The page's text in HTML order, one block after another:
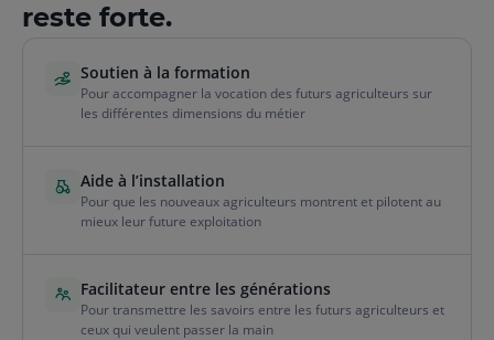
reste forte.
Soutien à la formation
Pour accompagner la vocation des futurs agriculteurs sur
les différentes dimensions du métier
Aide à l’installation
Pour que les nouveaux agriculteurs montrent et pilotent au
mieux leur future exploitation
Facilitateur entre les générations
Pour transmettre les savoirs entre les futurs agriculteurs et
ceux qui veulent passer la main